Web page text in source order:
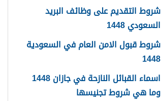
شروط التقديم على وظائف البريد
السعودي 1448
شروط قبول الامن العام في السعودية
1448
اسماء القبائل النازحة في جازان 1448
وما هي شروط تجنيسها